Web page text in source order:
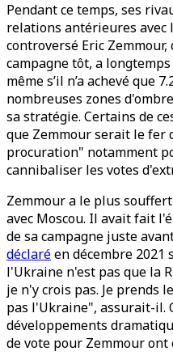
Pendant ce temps, ses
relations antérieures avec
controversé Eric
campagne tôt, a
même s’il n’a achevé que
nombreuses zones
sa stratégie. Certains de
que Zemmour serait le fer
procuration" notamment
cannibaliser les votes
Zemmour a le plus
avec Moscou. Il avait fait
de sa campagne juste
déclaréen décembre 2021
l'Ukraine n'est pas que la
je n'y crois pas. Je prends
pas l'Ukraine", assurait-il.
développements
de vote pour Zemmour ont